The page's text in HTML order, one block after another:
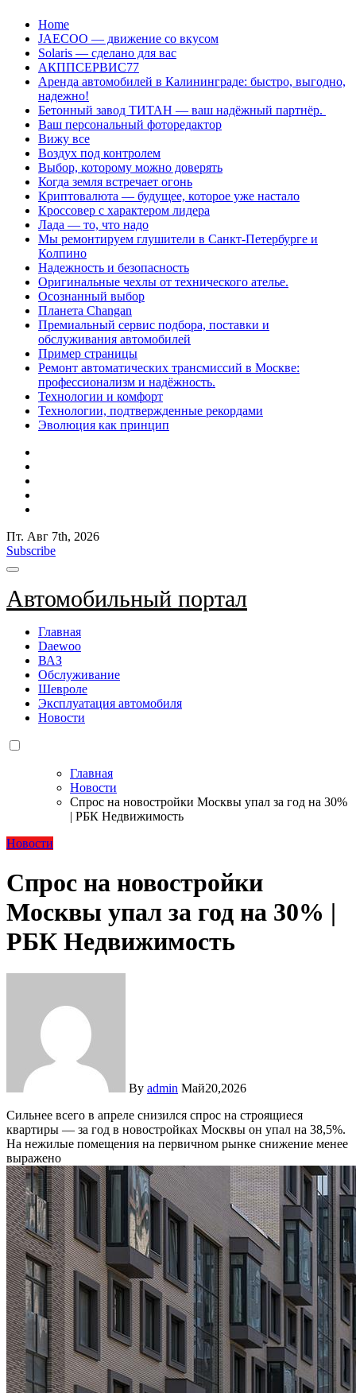
Перейти
содержанию
Home
JAECOO — движение со вкусом
Solaris — сделано для вас
АКППСЕРВИС77
Аренда автомобилей в Калининграде: быстро, выгодно,
надежно!
Бетонный завод ТИТАН — ваш надёжный партнёр.
Ваш персональный фоторедактор
Вижу все
Воздух под контролем
Выбор, которому можно доверять
Когда земля встречает огонь
Криптовалюта — будущее, которое уже настало
Кроссовер с характером лидера
Лада — то, что надо
Мы ремонтируем глушители в Санкт-Петербурге и
Колпино
Надежность и безопасность
Оригинальные чехлы от технического ателье.
Осознанный выбор
Планета Changan
Премиальный сервис подбора, поставки и
обслуживания автомобилей
Пример страницы
Ремонт автоматических трансмиссий в Москве:
профессионализм и надёжность.
Технологии и комфорт
Технологии, подтвержденные рекордами
Эволюция как принцип
Пт. Авг 7th, 2026
Subscribe
Автомобильный портал
Главная
Daewoo
ВАЗ
Обслуживание
Шевроле
Эксплуатация автомобиля
Новости
Главная
Новости
Спрос на новостройки Москвы упал за год на 30%
| РБК Недвижимость
Новости
Спрос на новостройки
Москвы упал за год на 30% |
РБК Недвижимость
By admin Май20,2026
Сильнее всего в апреле снизился спрос на строящиеся
квартиры — за год в новостройках Москвы он упал на 38,5%.
На нежилые помещения на первичном рынке снижение менее
выражено